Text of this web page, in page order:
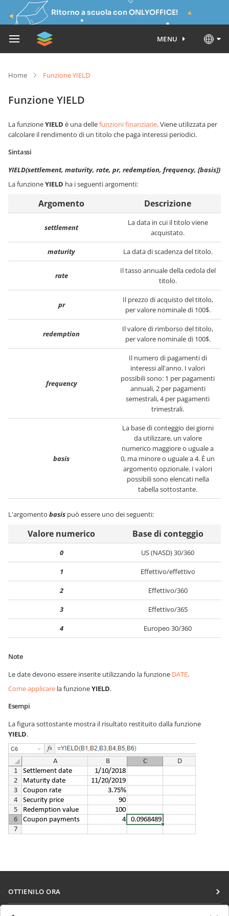
Ritorno a scuola con ONLYOFFICE!
MENU
Home Funzione YIELD
Funzione YIELD
La funzioneYIELD è una dellefunzioni finanziarie. Viene utilizzata per
calcolare il rendimento di un titolo che paga interessi periodici.
Sintassi
YIELD(settlement, maturity, rate, pr, redemption, frequency, [basis])
La funzioneYIELD ha i seguenti argomenti:
Argomento Descrizione
settlement
La data in cui il titolo viene
acquistato.
maturity La data di scadenza del titolo.
rate
Il tasso annuale della cedola del
titolo.
pr
Il prezzo di acquisto del titolo,
per valore nominale di 100$.
redemption
Il valore di rimborso del titolo,
per valore nominale di 100$.
frequency
Il numero di pagamenti di
interessi all'anno. I valori
possibili sono: 1 per pagamenti
annuali, 2 per pagamenti
semestrali, 4 per pagamenti
trimestrali.
basis
La base di conteggio dei giorni
da utilizzare, un valore
numerico maggiore o uguale a
0, ma minore o uguale a 4. È un
argomento opzionale. I valori
possibili sono elencati nella
tabella sottostante.
L'argomento basis può essere uno dei seguenti:
Valore numerico Base di conteggio
0 US (NASD) 30/360
1 Effettivo/effettivo
2 Effettivo/360
3 Effettivo/365
4 Europeo 30/360
Note
Le date devono essere inserite utilizzando la funzione DATE.
Come applicare la funzioneYIELD.
Esempi
La figura sottostante mostra il risultato restituito dalla funzione
YIELD.
OTTIENILO ORA
Docs